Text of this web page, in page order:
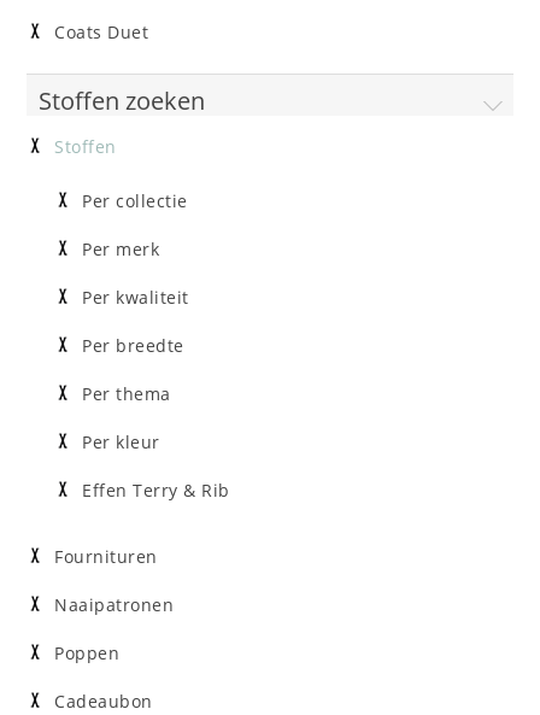
Coats Duet
Stoffen zoeken
Stoffen
Per collectie
Per merk
Per kwaliteit
Per breedte
Per thema
Per kleur
Effen Terry & Rib
Fournituren
Naaipatronen
Poppen
Cadeaubon